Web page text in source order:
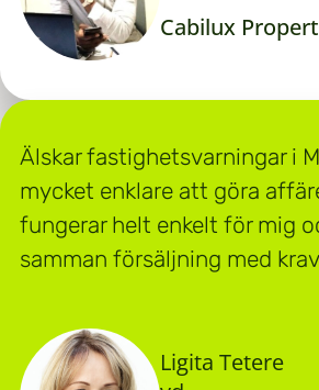
Cabilux
Älskar fastighetsvarningar i
mycket enklare att göra
fungerar helt enkelt för mig
samman försäljning med
Ligita Tetere